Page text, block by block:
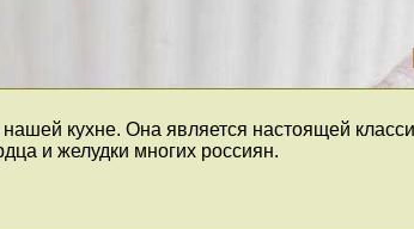
кухне. Она является настоящей
и желудки многих россиян.